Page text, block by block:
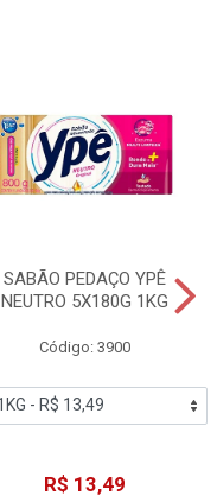
SABÃO PEDAÇO YPÊ
NEUTRO 5X180G 1KG
Código: 3900
R$ 13,49